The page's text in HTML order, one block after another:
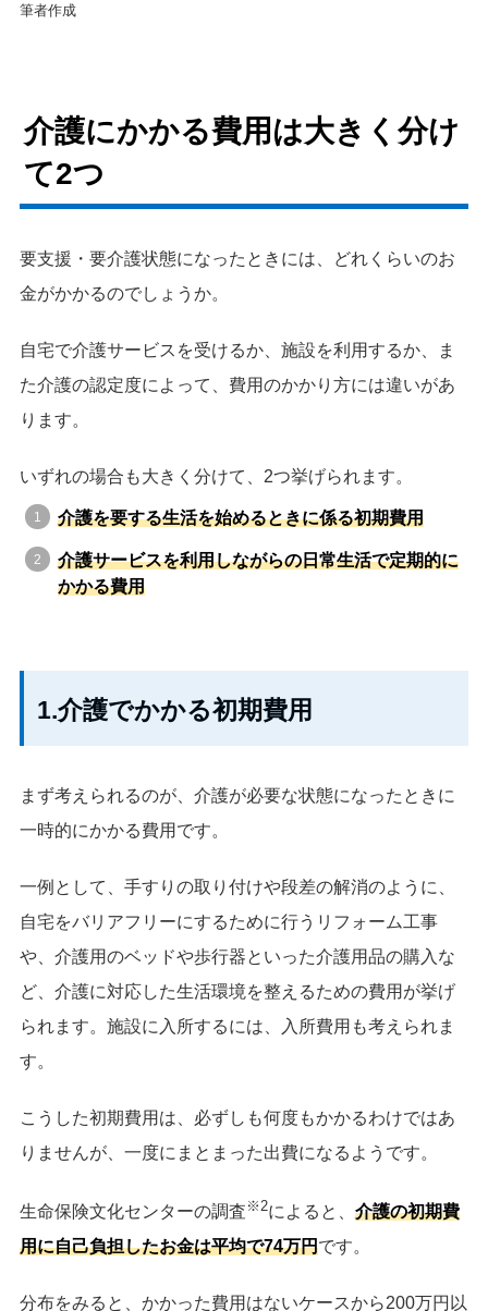
筆者作成
介護にかかる費用は大きく分け
て2つ
要支援・要介護状態になったときには、どれくらいのお
金がかかるのでしょうか。
自宅で介護サービスを受けるか、施設を利用するか、ま
た介護の認定度によって、費用のかかり方には違いがあ
ります。
いずれの場合も大きく分けて、2つ挙げられます。
介護を要する生活を始めるときに係る初期費用
介護サービスを利用しながらの日常生活で定期的に
かかる費用
1.介護でかかる初期費用
まず考えられるのが、介護が必要な状態になったときに
一時的にかかる費用です。
一例として、手すりの取り付けや段差の解消のように、
自宅をバリアフリーにするために行うリフォーム工事
や、介護用のベッドや歩行器といった介護用品の購入な
ど、介護に対応した生活環境を整えるための費用が挙げ
られます。施設に入所するには、入所費用も考えられま
す。
こうした初期費用は、必ずしも何度もかかるわけではあ
りませんが、一度にまとまった出費になるようです。
生命保険文化センターの調査 ※2によると、 介護の初期費
用に自己負担したお金は平均で74万円です。
分布をみると、かかった費用はないケースから200万円以